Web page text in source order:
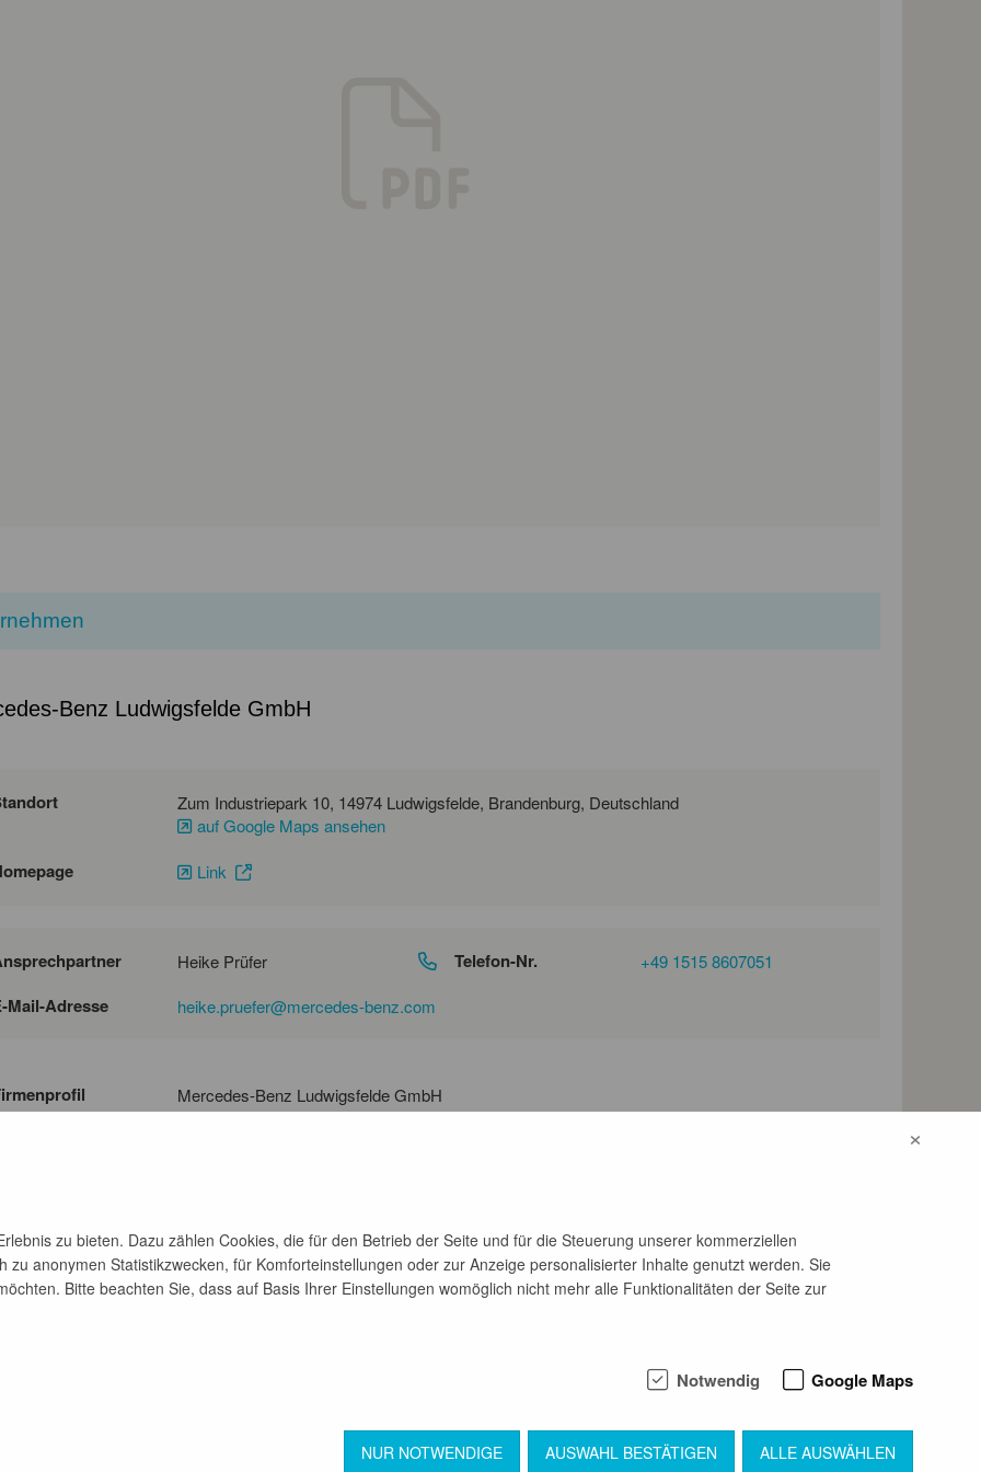
Benz Ludwigsfelde GmbH
Zum Industriepark 10, 14974 Ludwigsfelde, Brandenburg, Deutschland
auf Google Maps ansehen
Link
Heike Prüfer Telefon-Nr. +49 1515 8607051
Mail-Adresse heike.pruefer@mercedes-benz.com
Mercedes-Benz Ludwigsfelde GmbH
Unsere Transporter stehen für ein Höchstmaß an technischem wie qualitativem Know-How und
zurück
×
zu bieten. Dazu zählen Cookies, die für den Betrieb der Seite und für die Steuerung unserer kommerziellen
anonymen Statistikzwecken, für Komforteinstellungen oder zur Anzeige personalisierter Inhalte genutzt werden. Sie
Bitte beachten Sie, dass auf Basis Ihrer Einstellungen womöglich nicht mehr alle Funktionalitäten der Seite zur
Notwendig Google Maps
NUR NOTWENDIGE AUSWAHL BESTÄTIGEN ALLE AUSWÄHLEN